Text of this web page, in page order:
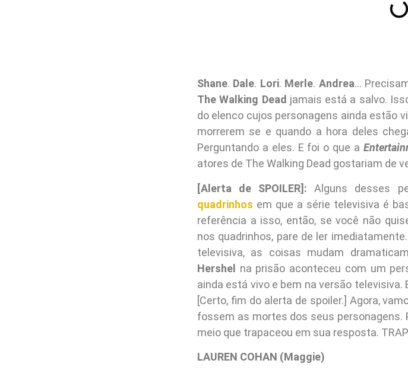
Shane. Dale. Lori. Merle. Andrea…
The Walking Dead jamais está a salvo.
do elenco cujos personagens ainda estão
morrerem se e quando a hora deles
Perguntando a eles. E foi o que a
atores de The Walking Dead gostariam de
[Alerta de SPOILER]: Alguns desses
quadrinhos em que a série televisiva é
referência a isso, então, se você não
nos quadrinhos, pare de ler
televisiva, as coisas mudam
Hershel na prisão aconteceu com um
ainda está vivo e bem na versão
[Certo, fim do alerta de spoiler.] Agora,
fossem as mortes dos seus personagens.
meio que trapaceou em sua resposta.
LAUREN COHAN (Maggie)